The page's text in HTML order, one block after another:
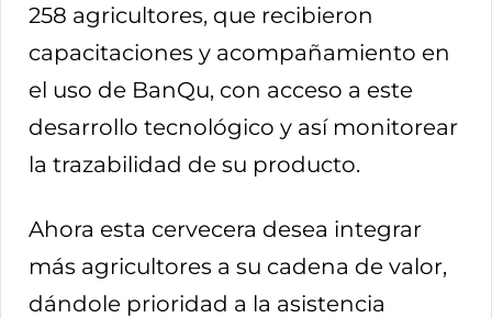
258 agricultores, que recibieron
capacitaciones y acompañamiento en
el uso de BanQu, con acceso a este
desarrollo tecnológico y así monitorear
la trazabilidad de su producto.
Ahora esta cervecera desea integrar
más agricultores a su cadena de valor,
dándole prioridad a la asistencia